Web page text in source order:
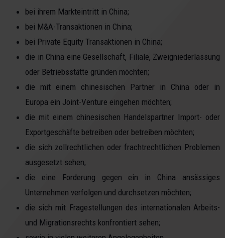
bei ihrem Markteintritt in China;
bei M&A-Transaktionen in China;
bei Private Equity Transaktionen in China;
die in China eine Gesellschaft, Filiale, Zweigniederlassung
oder Betriebsstätte gründen möchten;
die mit einem chinesischen Partner in China oder in
Europa ein Joint-Venture eingehen möchten;
die mit einem chinesischen Handelspartner Import- oder
Exportgeschäfte betreiben oder betreiben möchten;
die sich zollrechtlichen oder frachtrechtlichen Problemen
ausgesetzt sehen;
die eine Forderung gegen ein in China ansässiges
Unternehmen verfolgen und durchsetzen möchten;
die sich mit Fragestellungen des internationalen Arbeits-
und Migrationsrechts konfrontiert sehen;